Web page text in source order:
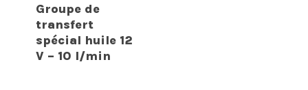
Groupe de
transfert
spécial huile 12
V – 10 l/min